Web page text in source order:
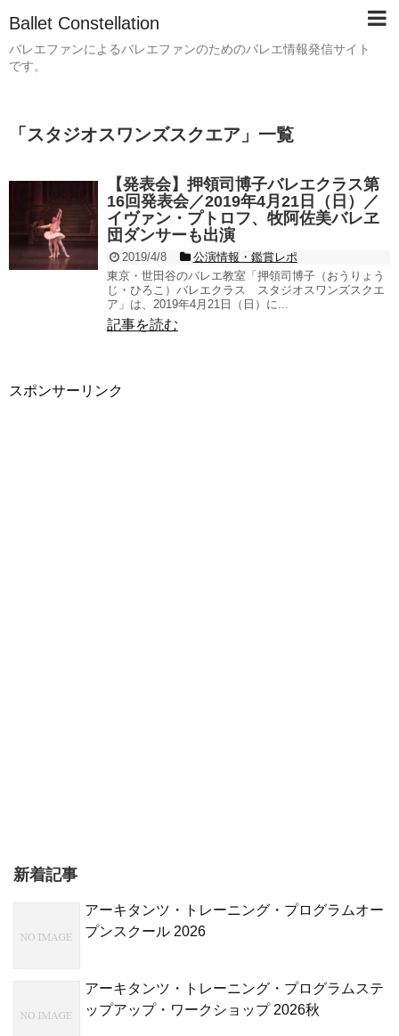
Ballet Constellation
バレエファンによるバレエファンのためのバレエ情報発信サイト
です。
「 スタジオスワンズスクエア 」 一覧
【発表会】押領司博子バレエクラス第
16回発表会／2019年4月21日（日）／
イヴァン・プトロフ、牧阿佐美バレヱ
団ダンサーも出演
2019/4/8
公演情報・鑑賞レポ
東京・世田谷のバレエ教室「押領司博子（おうりょう
じ・ひろこ）バレエクラス スタジオスワンズスクエ
ア」は、2019年4月21日（日）に...
記事を読む
スポンサーリンク
新着記事
アーキタンツ・トレーニング・プログラムオー
プンスクール 2026
アーキタンツ・トレーニング・プログラムステ
ップアップ・ワークショップ 2026秋